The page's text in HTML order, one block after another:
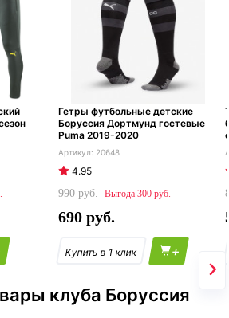
Гетры футбольные детские
Боруссия Дортмунд гостевые
Puma 2019-2020
20648
4.95
990
300
690
+
клуба Боруссия